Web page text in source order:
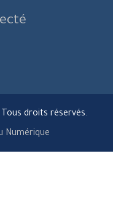
Tous droits réservés.
Numérique